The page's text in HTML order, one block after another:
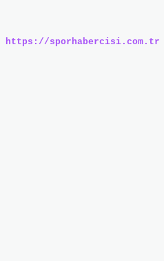
https://sporhabercisi.com.tr